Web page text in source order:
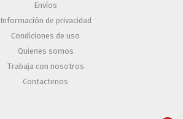
Envíos
Información de privacidad
Condiciones de uso
Quienes somos
Trabaja con nosotros
Contactenos